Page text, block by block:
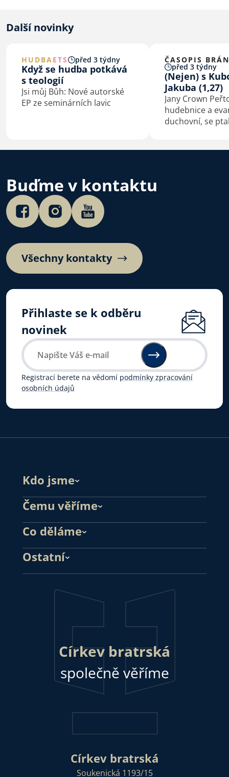
Další novinky
HUDBAETS před 3 týdny
Když se hudba potkává
s teologií
Jsi můj Bůh: Nové autorské
EP ze seminárních lavic
ČASOPIS
před 3 týdny
(Nejen) s
Jakuba (1,27)
Jany Crown
hudebnice a
duchovní, se
Buďme v kontaktu
Všechny kontakty
Přihlaste se k odběru
novinek
Registrací berete na vědomí podmínky zpracování
osobních údajů
Kdo jsme
Čemu věříme
Co děláme
Ostatní
Církev bratrská
společně věříme
Církev bratrská
Soukenická 1193/15